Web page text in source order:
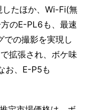
たほか、Wi-Fi(無
のE-PL6も、最速
の撮影を実現し
拡張され、ボケ味
お、E-P5も